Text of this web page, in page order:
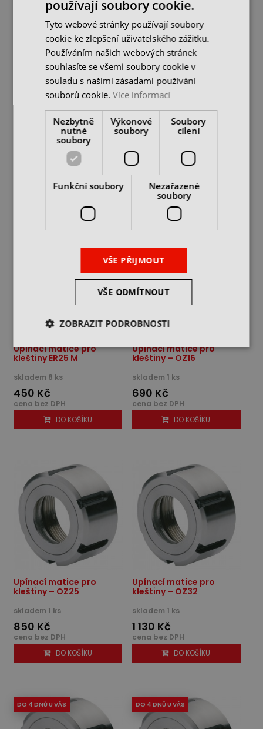
Upínací matice pro
kleštiny ER16 M
skladem 9 ks
DO KOŠÍKU
Upínací matice pro
kleštiny ER20 M
330 Kč
DO KOŠÍKU
Upínací matice pro
kleštiny ER25 M
skladem 8 ks
450 Kč
cena bez DPH
DO KOŠÍKU
Upínací matice pro
kleštiny – OZ16
skladem 1 ks
690 Kč
cena bez DPH
DO KOŠÍKU
Upínací matice pro
kleštiny – OZ25
skladem 1 ks
850 Kč
cena bez DPH
DO KOŠÍKU
Upínací matice pro
kleštiny – OZ32
skladem 1 ks
1 130 Kč
cena bez DPH
DO KOŠÍKU
DO 4 DNŮ U VÁS DO 4 DNŮ U VÁS
používají soubory cookie.
Tyto webové stránky používají soubory
cookie ke zlepšení uživatelského zážitku.
Používáním našich webových stránek
souhlasíte se všemi soubory cookie v
souladu s našimi zásadami používání
souborů cookie.Více informací
Nezbytně
nutné
soubory
Výkonové
soubory
Soubory
cílení
Funkční soubory
Nezařazené
soubory
VŠE PŘIJMOUT
VŠE ODMÍTNOUT
ZOBRAZIT PODROBNOSTI